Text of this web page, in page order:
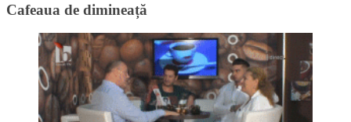
Cafeaua de dimineață